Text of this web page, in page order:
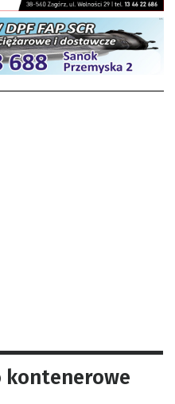
kontenerowe